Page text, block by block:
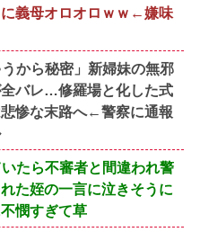
義母オロオロｗｗ←嫌味
から秘密」新婦妹の無邪
バレ…修羅場と化した式
惨な末路へ←警察に通報
たら不審者と間違われ警
た姪の一言に泣きそうに
憫すぎて草